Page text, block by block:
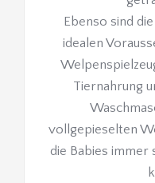
Ebenso sind
idealen
Tiernahrung
vollgepieselten
die Babies immer